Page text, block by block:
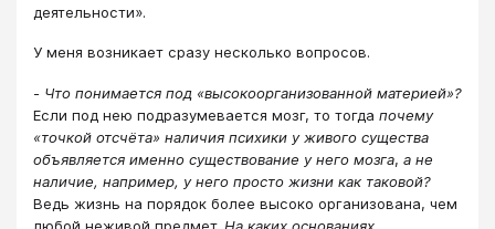
деятельности».
У меня возникает сразу несколько вопросов.
- Что понимается под «высокоорганизованной материей»?
Если под нею подразумевается мозг, то тогда почему
«точкой отсчёта» наличия психики у живого существа
объявляется именно существование у него мозга, а не
наличие, например, у него просто жизни как таковой?
Ведь жизнь на порядок более высоко организована, чем
любой неживой предмет. На каких основаниях